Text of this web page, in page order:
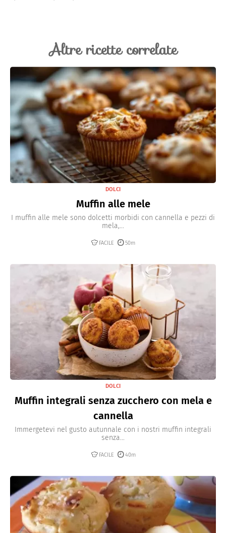
Altre ricette correlate
DOLCI
Muffin alle mele
I muffin alle mele sono dolcetti morbidi con cannella e pezzi di
mela,...
FACILE 50m
DOLCI
Muffin integrali senza zucchero con mela e
cannella
Immergetevi nel gusto autunnale con i nostri muffin integrali
senza...
FACILE 40m